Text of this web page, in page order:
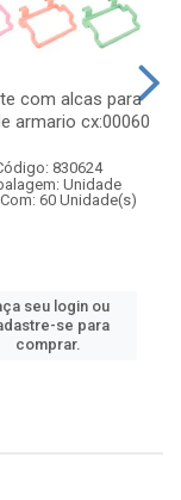
com alcas para
armario cx:00060
830624
Unidade
60 Unidade(s)
seu login ou
se para
comprar.